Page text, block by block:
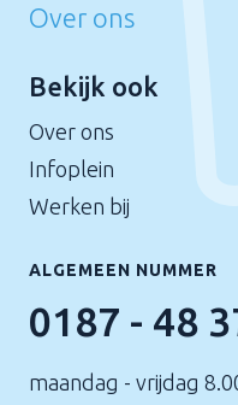
Over ons
Bekijk ook
Over ons
Infoplein
Werken bij
ALGEMEEN NUMMER
0187 - 48
maandag - vrijdag